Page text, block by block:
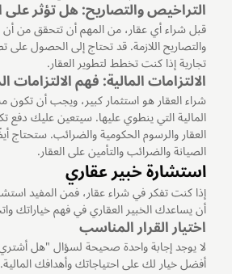
التراخيص والتصاريح: هل تؤثر على
قبل شراء أي عقار، من المهم أن تتحقق من
والتصاريح اللازمة. قد تحتاج إلى الحصول على
تجارية إذا كنت تخطط لتطوير العقار.
الالتزامات المالية: فهم الالتزامات
شراء العقار هو استثمار كبير، ويجب أن تكون
المالية التي ينطوي عليها. سيتعين عليك دفع
العقار والرسوم الحكومية والضرائب. ستحتاج
الصيانة والضرائب والتأمين على العقار.
استشارة خبير عقاري
إذا كنت تفكر في شراء عقار، فمن المفيد
أن يساعدك الخبير العقاري في فهم خياراتك
اختيار القرار المناسب
لا يوجد إجابة واحدة صحيحة لسؤال "هل
أفضل خيار لك على احتياجاتك وأهدافك المالية.